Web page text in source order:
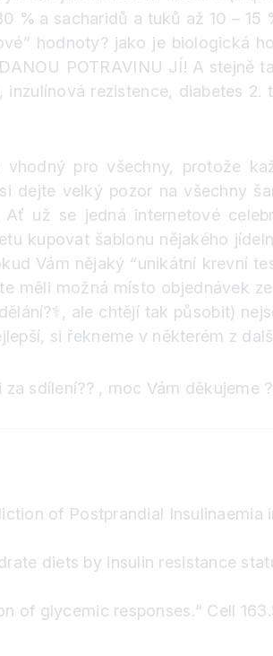
a sacharidů a tuků až 10 –
hodnoty? jako je biologická
POTRAVINU JÍ! A
rezistence, diabetes
vhodný pro všechny, protože
dejte velký pozor na všechny
už se jedná internetové
kupovat šablonu nějakého
Vám nějaký “unikátní krevní
měli možná místo objednávek
?‍⚕️ , ale chtějí tak působit)
si řekneme v některém z
za sdílení?? , moc Vám děkujeme ?
of Postprandial
diets by insulin resistance
of glycemic responses.“ Cell